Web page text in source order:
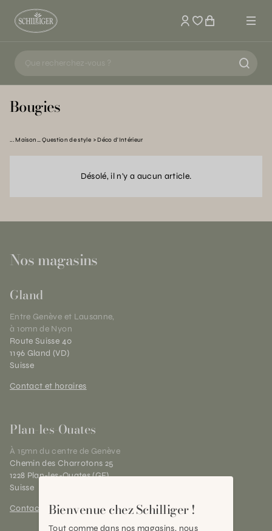
Mon compte
Bougies
Maison… Question de style Déco d'Intérieur
Désolé, il n'y a aucun article.
Nos magasins
Gland
Entre Genève et Lausanne,
à 10mn de Nyon
Route Suisse 40
1196 Gland (VD)
Suisse
Contact et horaires
Plan-les-Ouates
À 15mn du centre de Genève
Chemin des Charrotons 25
1228 Plan-les-Ouates (GE)
Suisse
Contact et horairesBienvenue chez Schilliger !
Tout comme dans nos magasins, nous